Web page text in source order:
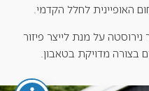
האופיינית לחלל הקדמי.
על מנת לייצר פיזור
בצורה מדויקת בטאבון.